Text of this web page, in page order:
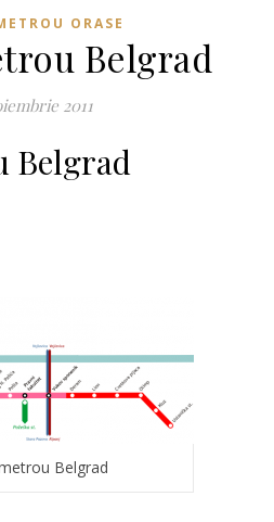
ORASE
Belgrad
2011
Belgrad
Belgrad